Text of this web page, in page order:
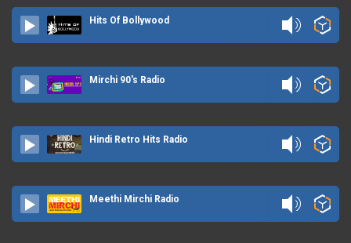
Hits Of Bollywood
Mirchi 90's Radio
Hindi Retro Hits Radio
Meethi Mirchi Radio